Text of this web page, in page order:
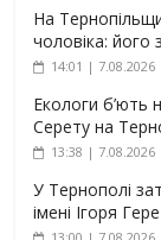
На
чоловіка:
14:01 | 7.08.2026
Екологи б’ють
Серету на
13:38 | 7.08.2026
У Тернополі
імені Ігоря